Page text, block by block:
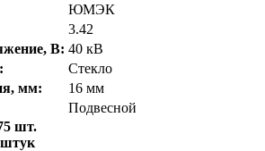
ЮМЭК
3.42
В: 40 кВ
Стекло
мм:
16 мм
Подвесной
шт.
штук